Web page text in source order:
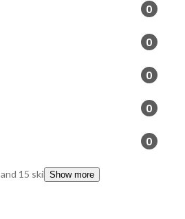
0
0
0
0
0
and 15 skillsShow more